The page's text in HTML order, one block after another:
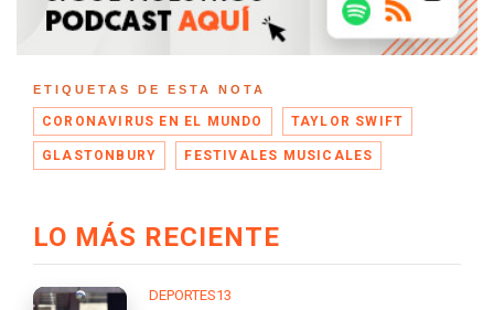
ETIQUETAS DE ESTA NOTA
CORONAVIRUS EN EL MUNDO TAYLOR SWIFT
GLASTONBURY FESTIVALES MUSICALES
LO MÁS RECIENTE
DEPORTES13